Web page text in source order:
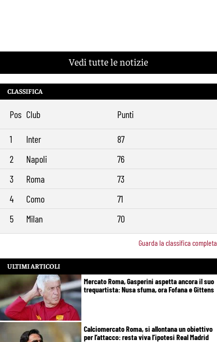
Vedi tutte le notizie
CLASSIFICA
Pos Club Punti
1 Inter
87
2
Napoli
76
3
Roma
73
4
Como
71
5
Milan 70
Guarda la classifica completa
ULTIMI ARTICOLI
Mercato Roma, Gasperini aspetta ancora il suo
trequartista: Nusa sfuma, ora Fofana e Gittens
Calciomercato Roma, si allontana un obiettivo
per l’attacco: resta viva l’ipotesi Real Madrid